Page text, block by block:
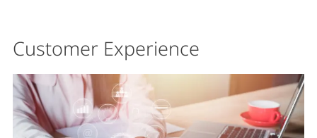
Customer Experience